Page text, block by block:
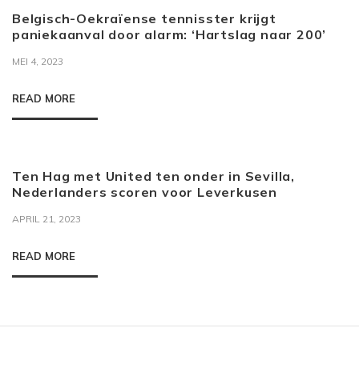
Belgisch-Oekraïense tennisster krijgt
paniekaanval door alarm: ‘Hartslag naar 200’
MEI 4, 2023
READ MORE
Ten Hag met United ten onder in Sevilla,
Nederlanders scoren voor Leverkusen
APRIL 21, 2023
READ MORE